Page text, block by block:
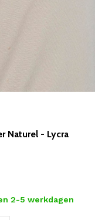
Naturel - Lycra
2-5 werkdagen